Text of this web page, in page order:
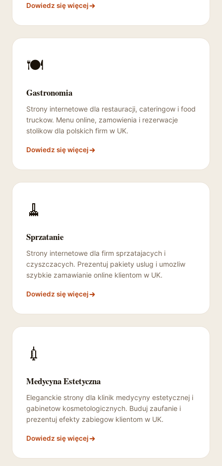
Dowiedz się więcej
🍽️
Gastronomia
Strony internetowe dla restauracji, cateringow i food
truckow. Menu online, zamowienia i rezerwacje
stolikow dla polskich firm w UK.
Dowiedz się więcej
🧹
Sprzatanie
Strony internetowe dla firm sprzatajacych i
czyszczacych. Prezentuj pakiety uslug i umozliw
szybkie zamawianie online klientom w UK.
Dowiedz się więcej
💉
Medycyna Estetyczna
Eleganckie strony dla klinik medycyny estetycznej i
gabinetow kosmetologicznych. Buduj zaufanie i
prezentuj efekty zabiegow klientom w UK.
Dowiedz się więcej